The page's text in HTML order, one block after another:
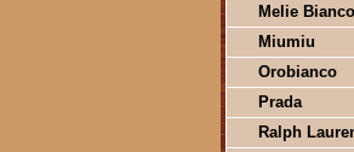
Melie Bianco
Miumiu
Orobianco
Prada
Ralph